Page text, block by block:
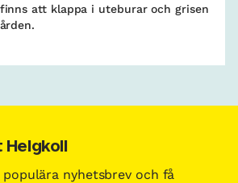
att klappa i uteburar och grisen
nyhetsbrev och få